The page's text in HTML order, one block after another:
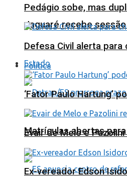
Jaguaré recebe
Estado
Matrículas abertas
Pedágio sobe, mas
Defesa Civil alerta
Política
‘Fator Paulo Hartung’
Evair de Melo e
Ex-vereador Edson